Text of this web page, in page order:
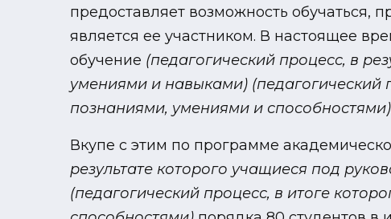
предоставляет возможность обучаться,
является ее участником. В настоящее
обучение (педагогический процесс, в
умениями и навыками) (педагогический
познаниями, умениями и способностями)
Вкупе с этим по программе
результате которого учащиеся под
(педагогический процесс, в итоге